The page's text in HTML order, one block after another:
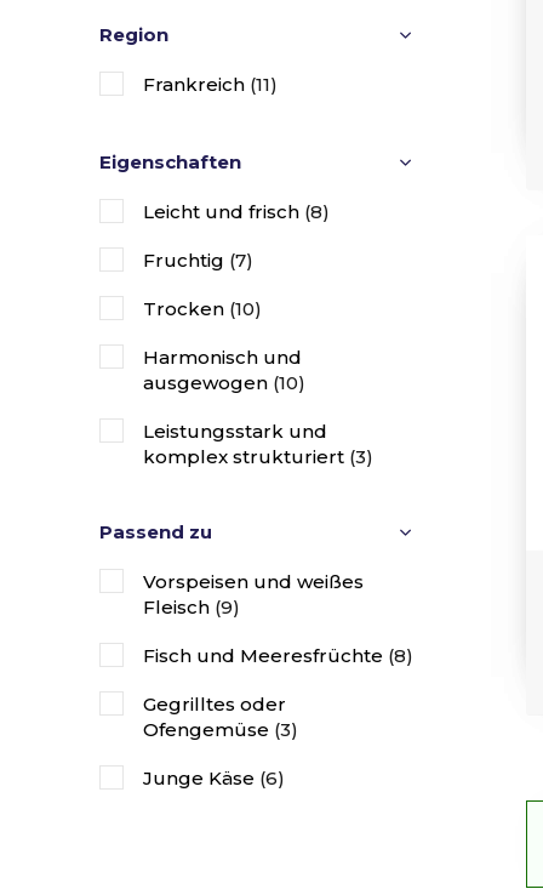
Region
Frankreich (11)
Eigenschaften
Leicht und frisch (8)
Fruchtig (7)
Trocken (10)
Harmonisch und
ausgewogen (10)
Leistungsstark und
komplex strukturiert (3)
Passend zu
Vorspeisen und weißes
Fleisch (9)
Fisch und Meeresfrüchte (8)
Gegrilltes oder
Ofengemüse (3)
Junge Käse (6)